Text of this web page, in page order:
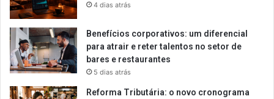
4 dias atrás
Benefícios corporativos: um diferencial
para atrair e reter talentos no setor de
bares e restaurantes
5 dias atrás
Reforma Tributária: o novo cronograma